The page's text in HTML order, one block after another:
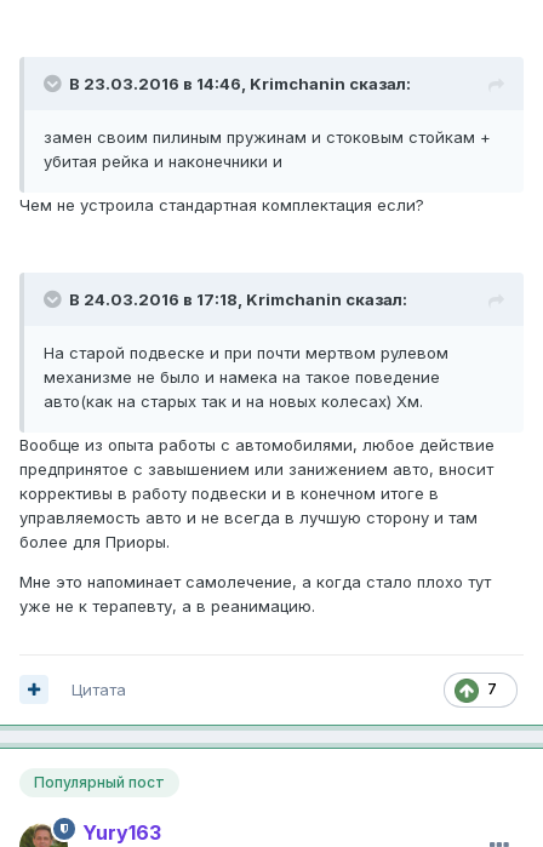
В 23.03.2016 в 14:46, Krimchanin сказал:
замен своим пилиным пружинам и стоковым стойкам +
убитая рейка и наконечники и
Чем не устроила стандартная комплектация если?
В 24.03.2016 в 17:18, Krimchanin сказал:
На старой подвеске и при почти мертвом рулевом
механизме не было и намека на такое поведение
авто(как на старых так и на новых колесах) Хм.
Вообще из опыта работы с автомобилями, любое действие
предпринятое с завышением или занижением авто, вносит
коррективы в работу подвески и в конечном итоге в
управляемость авто и не всегда в лучшую сторону и там
более для Приоры.
Мне это напоминает самолечение, а когда стало плохо тут
уже не к терапевту, а в реанимацию.
7
Цитата
Популярный пост
Yury163